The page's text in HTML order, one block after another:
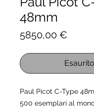
48mm
5850,00 €
Esaurito
Paul Picot C-Type
500 esemplari al